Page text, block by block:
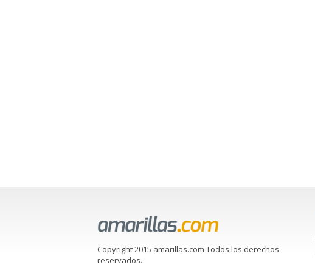
Copyright 2015 amarillas.com Todos los derechos
reservados.